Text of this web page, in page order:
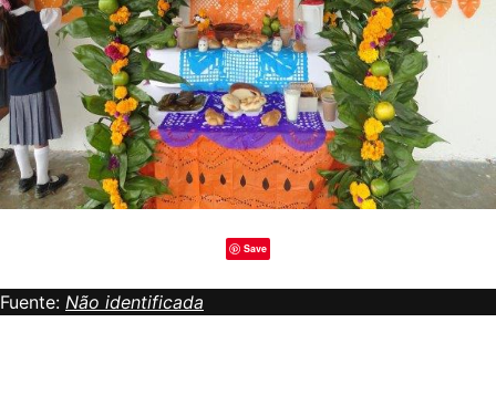
Save
Fuente: Não identificada